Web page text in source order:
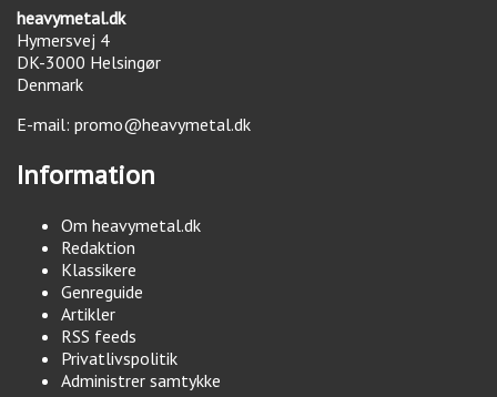
heavymetal.dk
Hymersvej 4
DK-3000 Helsingør
Denmark
E-mail: promo@heavymetal.dk
Information
Om heavymetal.dk
Redaktion
Klassikere
Genreguide
Artikler
RSS feeds
Privatlivspolitik
Administrer samtykke